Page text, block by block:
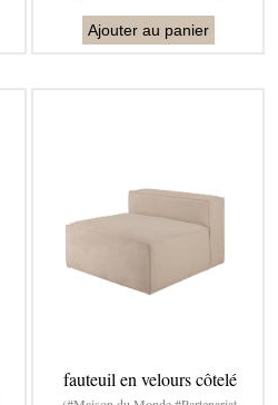
Ajouter au panier
fauteuil en velours côtelé